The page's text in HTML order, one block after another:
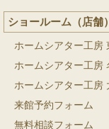
ショールーム（店舗
ホームシアター工房
ホームシアター工房
ホームシアター工房
来館予約フォーム
無料相談フォーム